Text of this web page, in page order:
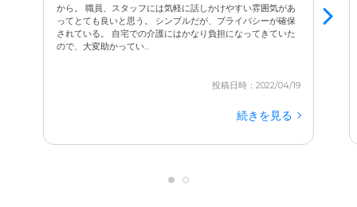
れます。
た情報共有が、私たち家族の大きな支えになっています。
見学に訪れた時、まず「きれいな施設だな」と感じたのが
掃が行き届いていて、とても清潔感がありました。父がこ
から。 職員、スタッフには気軽に話しかけやすい雰囲気があ
ってとても良いと思う。 シンプルだが、プライバシーが確保
されている。 自宅での介護にはかなり負担になってきていた
ので、大変助かってい...
投稿日時：2022/04/19
続きを見る